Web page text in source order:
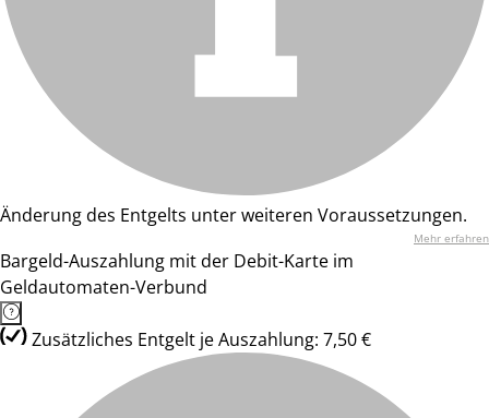
Änderung des Entgelts unter weiteren Voraussetzungen.
Mehr erfahren
Bargeld-Auszahlung mit der Debit-Karte im
Geldautomaten-Verbund
Zusätzliches Entgelt je Auszahlung: 7,50 €